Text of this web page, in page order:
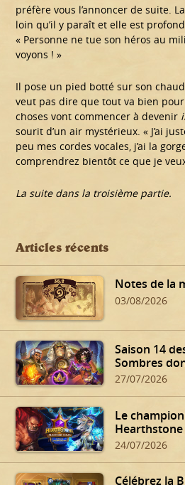
préfère vous l’annoncer de suite.
loin qu’il y paraît et elle est
« Personne ne tue son héros au
voyons ! »
Il pose un pied botté sur son
veut pas dire que tout va bien
choses vont commencer à devenir
sourit d’un air mystérieux. « J’ai
peu mes cordes vocales, j’ai la
comprendrez bientôt ce que je
La suite dans la troisième partie.
Articles récents
Notes de la
03/08/2026
Saison 14
Sombres
27/07/2026
Le
Hearthstone
24/07/2026
Célébrez la